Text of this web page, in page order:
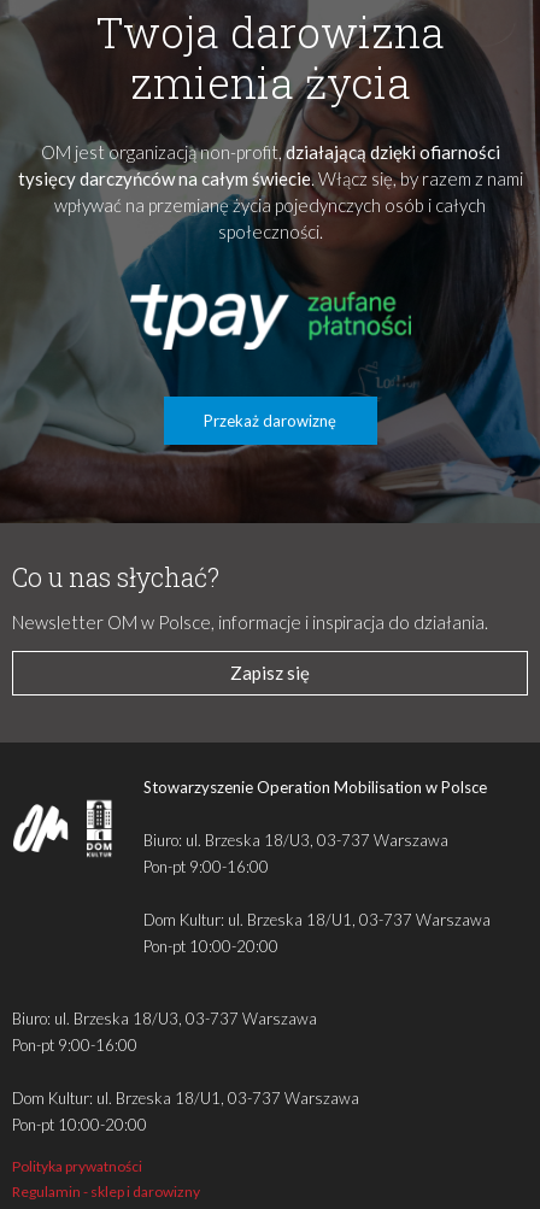
Twoja darowizna
zmienia życia
OM jest organizacją non-profit,działającą dzięki ofiarności
tysięcy darczyńców na całym świecie. Włącz się, by razem z nami
wpływać na przemianę życia pojedynczych osób i całych
społeczności.
Przekaż darowiznę
Co u nas słychać?
Newsletter OM w Polsce, informacje i inspiracja do działania.
Zapisz się
Stowarzyszenie Operation Mobilisation w Polsce
Biuro: ul. Brzeska 18/U3, 03-737 Warszawa
Pon-pt 9:00-16:00
Dom Kultur: ul. Brzeska 18/U1, 03-737 Warszawa
Pon-pt 10:00-20:00
Biuro: ul. Brzeska 18/U3, 03-737 Warszawa
Pon-pt 9:00-16:00
Dom Kultur: ul. Brzeska 18/U1, 03-737 Warszawa
Pon-pt 10:00-20:00
Polityka prywatności
Regulamin - sklep i darowizny